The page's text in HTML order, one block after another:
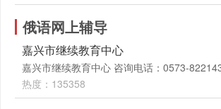
俄语网上辅导
嘉兴市继续教育中心
嘉兴市继续教育中心 咨询电话：0573-
热度：135358